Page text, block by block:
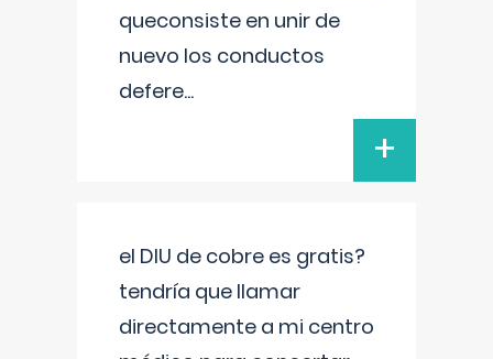
queconsiste en unir de
nuevo los conductos
defere...
+
el DIU de cobre es gratis?
tendría que llamar
directamente a mi centro